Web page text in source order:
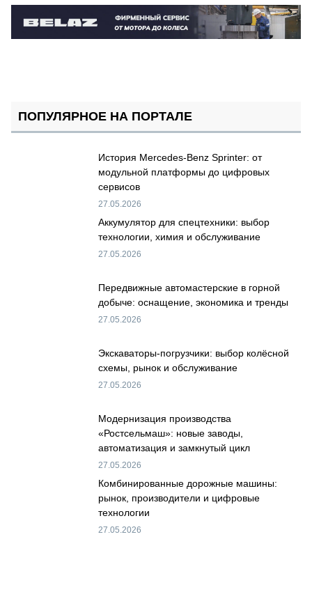
ПОПУЛЯРНОЕ НА ПОРТАЛЕ
История Mercedes-Benz Sprinter: от
модульной платформы до цифровых
сервисов
27.05.2026
Аккумулятор для спецтехники: выбор
технологии, химия и обслуживание
27.05.2026
Передвижные автомастерские в горной
добыче: оснащение, экономика и тренды
27.05.2026
Экскаваторы-погрузчики: выбор колёсной
схемы, рынок и обслуживание
27.05.2026
Модернизация производства
«Ростсельмаш»: новые заводы,
автоматизация и замкнутый цикл
27.05.2026
Комбинированные дорожные машины:
рынок, производители и цифровые
технологии
27.05.2026